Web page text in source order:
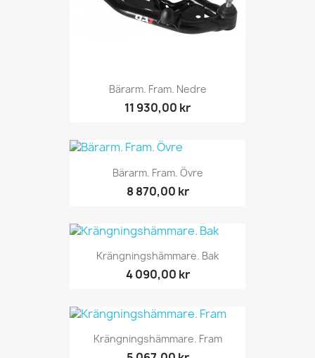
Bärarm. Fram. Nedre
11 930,00 kr
Bärarm. Fram. Övre
8 870,00 kr
Krängningshämmare. Bak
4 090,00 kr
Krängningshämmare. Fram